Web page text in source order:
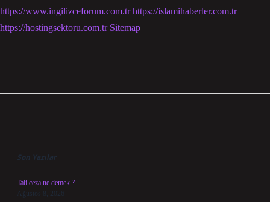
https://www.ingilizceforum.com.tr https://islamihaberler.com.tr
https://hostingsektoru.com.tr Sitemap
Son Yazılar
Tali ceza ne demek ?
Ağustos 8, 2026